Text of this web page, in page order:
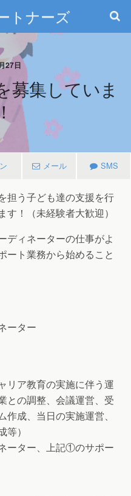
トナーズ
27日
募集していま
メール SMS
担う子ども達の支援を行
！（未経験者大歓迎）
ディネーターの仕事がよ
ート業務から始めること
ーター
リア教育の実施に伴う運
との調整、会議運営、受
成、当日の実施運営、
）
ーター、上記①のサポー